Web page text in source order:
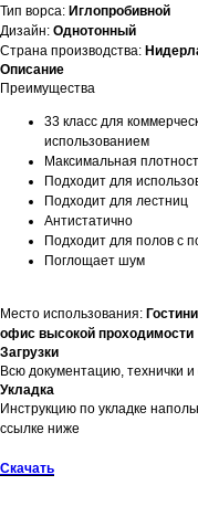
Тип ворса: Иглопробивной
Дизайн: Однотонный
Страна производства:
Описание
Преимущества
33 класс для
использованием
Максимальная
Подходит для
Подходит для лестниц
Антистатично
Подходит для полов с
Поглощает шум
Место использования:
офис высокой проходимости
Загрузки
Всю документацию, технички
Укладка
Инструкцию по укладке
ссылке ниже
Скачать